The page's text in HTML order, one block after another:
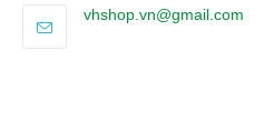
vhshop.vn@gmail.com